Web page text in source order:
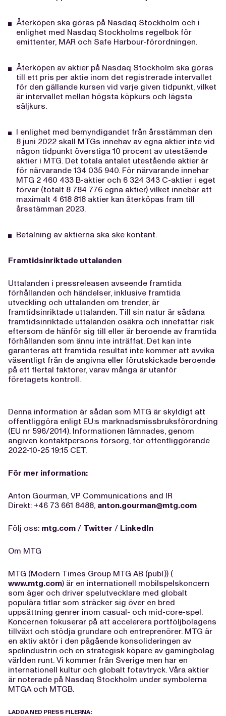
Återköpen ska göras på Nasdaq Stockholm och i
enlighet med Nasdaq Stockholms regelbok för
emittenter, MAR och Safe Harbour-förordningen.
Återköpen av aktier på Nasdaq Stockholm ska göras
till ett pris per aktie inom det registrerade intervallet
för den gällande kursen vid varje given tidpunkt, vilket
är intervallet mellan högsta köpkurs och lägsta
säljkurs.
I enlighet med bemyndigandet från årsstämman den
8 juni 2022 skall MTGs innehav av egna aktier inte vid
någon tidpunkt överstiga 10 procent av utestående
aktier i MTG. Det totala antalet utestående aktier är
för närvarande 134 035 940. För närvarande innehar
MTG 2 460 433 B-aktier och 6 324 343 C-aktier i eget
förvar (totalt 8 784 776 egna aktier) vilket innebär att
maximalt 4 618 818 aktier kan återköpas fram till
årsstämman 2023.
Betalning av aktierna ska ske kontant.
Framtidsinriktade uttalanden
Uttalanden i pressreleasen avseende framtida
förhållanden och händelser, inklusive framtida
utveckling och uttalanden om trender, är
framtidsinriktade uttalanden. Till sin natur är sådana
framtidsinriktade uttalanden osäkra och innefattar risk
eftersom de hänför sig till eller är beroende av framtida
förhållanden som ännu inte inträffat. Det kan inte
garanteras att framtida resultat inte kommer att avvika
väsentligt från de angivna eller förutskickade beroende
på ett flertal faktorer, varav många är utanför
företagets kontroll.
Denna information är sådan som MTG är skyldigt att
offentliggöra enligt EU:s marknadsmissbruksförordning
(EU nr 596/2014). Informationen lämnades, genom
angiven kontaktpersons försorg, för offentliggörande
2022-10-25 19:15 CET.
För mer information:
Anton Gourman, VP Communications and IR
Direkt: +46 73 661 8488, anton.gourman@mtg.com
Följ oss: mtg.com / Twitter / LinkedIn
Om MTG
MTG (Modern Times Group MTG AB (publ.)) (
www.mtg.com) är en internationell mobilspelskoncern
som äger och driver spelutvecklare med globalt
populära titlar som sträcker sig över en bred
uppsättning genrer inom casual- och mid-core-spel.
Koncernen fokuserar på att accelerera portföljbolagens
tillväxt och stödja grundare och entreprenörer. MTG är
en aktiv aktör i den pågående konsolideringen av
spelindustrin och en strategisk köpare av gamingbolag
världen runt. Vi kommer från Sverige men har en
internationell kultur och globalt fotavtryck. Våra aktier
är noterade på Nasdaq Stockholm under symbolerna
MTGA och MTGB.
LADDA NED PRESS FILERNA: